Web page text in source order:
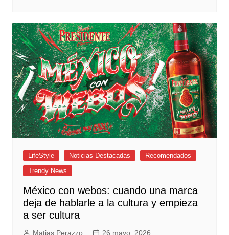
LifeStyle Noticias Destacadas
Recomendados
Trendy News
México con webos: cuando una marca
deja de hablarle a la cultura y empieza
a ser cultura
Matias Perazzo 26 mayo, 2026